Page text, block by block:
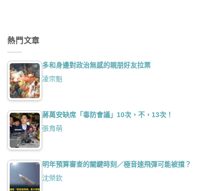
熱門文章
多和身邊對政治無感的親朋好友拉票
凌宗魁
蔣萬安缺席「毒防會議」10次，不，13次！
張育萌
明年預算審查的關鍵時刻／極音速飛彈可能被擋？
沈榮欽